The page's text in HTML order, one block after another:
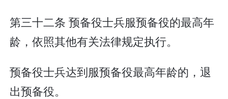
第三十二条 预备役士兵服预备役的最高年
龄，依照其他有关法律规定执行。
预备役士兵达到服预备役最高年龄的，退
出预备役。